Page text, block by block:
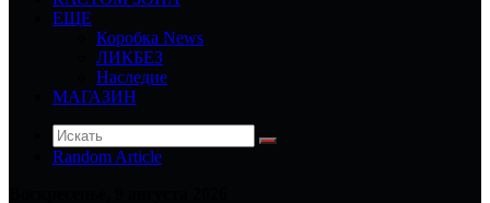
ЕЩЕ
Коробка News
ЛИКБЕЗ
Наследие
МАГАЗИН
Random Article